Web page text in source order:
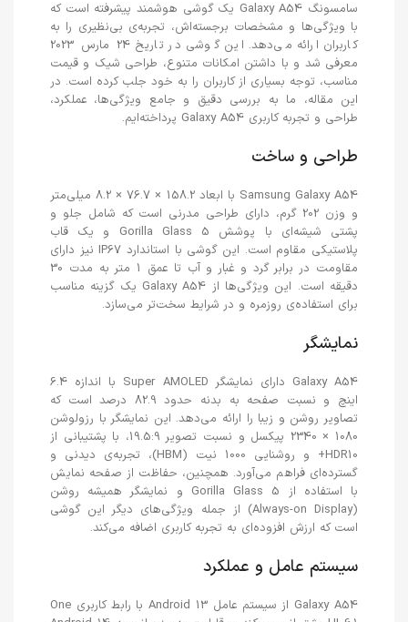
سامسونگ Galaxy A54 یک گوشی هوشمند پیشرفته است که
با ویژگی‌ها و مشخصات برجسته‌اش، تجربه‌ی بی‌نظیری را به
کاربران ارائه می‌دهد. این گوشی در تاریخ 24 مارس 2023
معرفی شد و با داشتن امکانات متنوع، طراحی شیک و قیمت
مناسب، توجه بسیاری از کاربران را به خود جلب کرده است. در
این مقاله، ما به بررسی دقیق و جامع ویژگی‌ها، عملکرد،
طراحی و تجربه کاربری Galaxy A54 پرداخته‌ایم.
طراحی و ساخت
Samsung Galaxy A54 با ابعاد 158.2 × 76.7 × 8.2 میلی‌متر
و وزن 202 گرم، دارای طراحی مدرنی است که شامل جلو و
پشتی شیشه‌ای با پوشش Gorilla Glass 5 و یک قاب
پلاستیکی مقاوم است. این گوشی با استاندارد IP67 نیز دارای
مقاومت در برابر گرد و غبار و آب تا عمق 1 متر به مدت 30
دقیقه است. این ویژگی‌ها از Galaxy A54 یک گزینه مناسب
برای استفاده‌ی روزمره و در شرایط سخت‌تر می‌سازد.
نمایشگر
Galaxy A54 دارای نمایشگر Super AMOLED با اندازه 6.4
اینچ و نسبت صفحه به بدنه حدود 82.9 درصد است که
تصاویر روشن و زیبا را ارائه می‌دهد. این نمایشگر با رزولوشن
1080 × 2340 پیکسل و نسبت تصویر 19.5:9، با پشتیبانی از
HDR10+ و روشنایی 1000 نیت (HBM)، تجربه‌ی دیدنی و
گسترده‌ای فراهم می‌آورد. همچنین، حفاظت از صفحه نمایش
با استفاده از Gorilla Glass 5 و نمایشگر همیشه روشن
(Always-on Display) از جمله ویژگی‌های دیگر این گوشی
است که ارزش افزوده‌ای به تجربه کاربری اضافه می‌کند.
سیستم عامل و عملکرد
Galaxy A54 از سیستم عامل Android 13 با رابط کاربری One